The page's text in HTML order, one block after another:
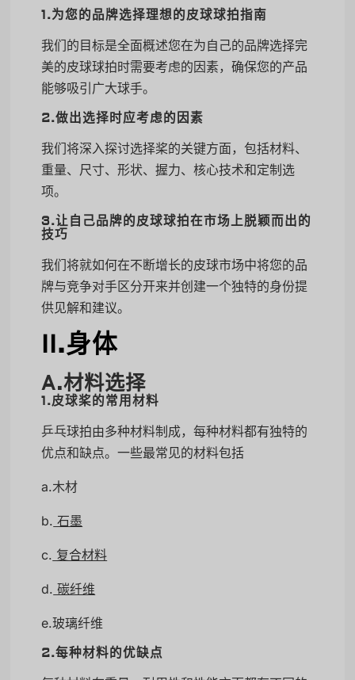
1.为您的品牌选择理想的皮球球拍指南
我们的目标是全面概述您在为自己的品牌选择完
美的皮球球拍时需要考虑的因素，确保您的产品
能够吸引广大球手。
2.做出选择时应考虑的因素
我们将深入探讨选择桨的关键方面，包括材料、
重量、尺寸、形状、握力、核心技术和定制选
项。
3.让自己品牌的皮球球拍在市场上脱颖而出的
技巧
我们将就如何在不断增长的皮球市场中将您的品
牌与竞争对手区分开来并创建一个独特的身份提
供见解和建议。
II.身体
A.材料选择
1.皮球桨的常用材料
乒乓球拍由多种材料制成，每种材料都有独特的
优点和缺点。一些最常见的材料包括
a.木材
b. 石墨
c. 复合材料
d. 碳纤维
e.玻璃纤维
2.每种材料的优缺点